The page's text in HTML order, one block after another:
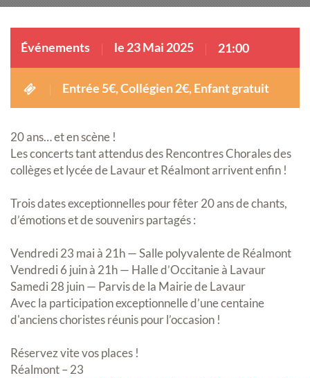
Événements le 23 Mai 2025 21:00
Entrée 5€, Collégien 2€, Enfant gratuit
20 ans… et en scène !
Les concerts tant attendus des Rencontres Chorales des
collèges et lycée de Lavaur et Réalmont arrivent enfin !
Trois dates exceptionnelles pour fêter 20 ans de chants,
d’émotions et de souvenirs partagés :
Vendredi 23 mai à 21h — Salle polyvalente de Réalmont
Vendredi 6 juin à 21h — Halle d’Occitanie à Lavaur
Samedi 28 juin — Parvis de la Mairie de Lavaur
Avec la participation exceptionnelle d’une centaine
d'anciens choristes réunis pour l’occasion !
Réservez vite vos places !
Réalmont – 23